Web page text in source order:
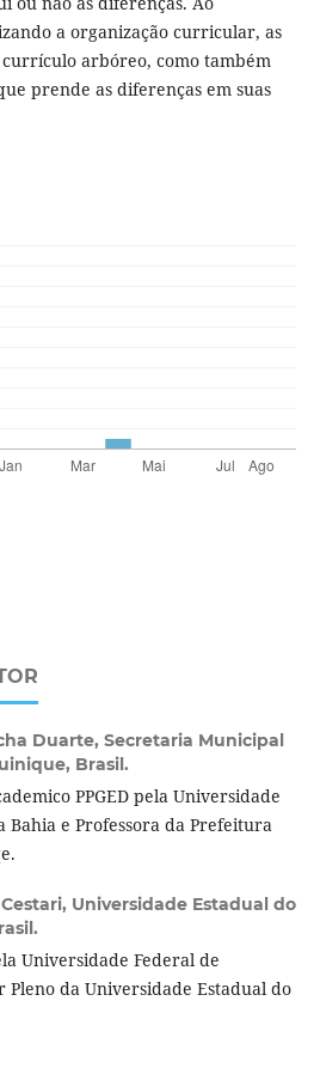
a organização curricular, as
arbóreo, como também
prende as diferenças em suas
Duarte, Secretaria Municipal
Brasil.
PPGED pela Universidade
Bahia e Professora da Prefeitura
Universidade Estadual do
Universidade Federal de
Pleno da Universidade Estadual do